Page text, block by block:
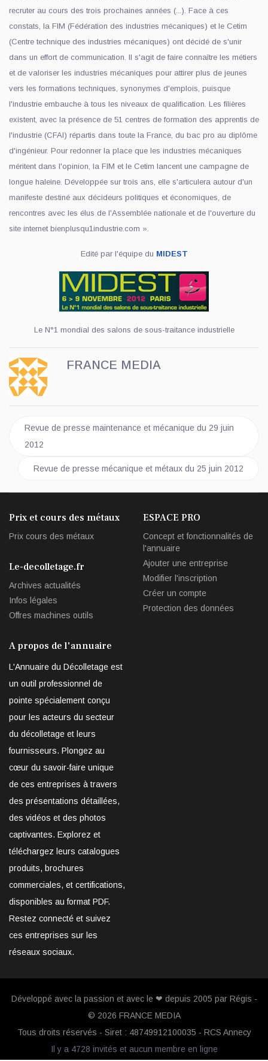
recruter au cours des trois prochaines années (...). Face à ces
constats, la FIM (Fédération des industries mécaniques) et le Cetim
(Centre technique des industries mécaniques) ont décidé de s'unir
dans un effort de communication. Il s'agit de faire connaître les métiers
et de valoriser les industries mécaniques pour attirer plus de jeunes
vers les formations techniques, synonymes d'emplois, puisque
l'industrie embauche à tous les niveaux de qualification. Les filières
existent, avec la présence de 51 centres de formation des apprentis de
l'industrie (CFAI) répartis dans toute la France, du bac pro au diplôme
d'ingénieur. Pour redonner la place que les industries mécaniques
méritent dans l'opinion, la FIM et le Cetim lancent une campagne de
longue haleine. Développée sur trois ans, elle s'articulera autour d'un
manifeste destiné aux décideurs politiques et économiques, de
rencontres avec les élus de l'Assemblée nationale et de l'ouverture du
site internet bienplusqu1industrie.com ».
Edité par l'équipe du MIDEST
Le N°1 mondial des salons de sous-traitance industrielle
FRANCE MEDIA
Article précédent : Revue de presse maintenance et
Revue de presse maintenance et mécanique du 29 juin
2012
Article suivant : Revue de presse mécanique et métaux du
Revue de presse mécanique et métaux du 25 juin 2012
Prix et cours des métaux
Prix cours des métaux
Le-decolletage.fr
Archives actualités
Infos légales
Offres machines outils
ESPACE PRO
Concept et fonctionnalités de
l'annuaire
Ajouter une entreprise
Modifier l'inscription
Créer un compte
Protection des données
A propos de l'annuaire
L'Annuaire du Décolletage est
un outil professionnel de
pointe spécialement conçu
pour les acteurs du secteur
du décolletage et leurs
fournisseurs. Plongez au
cœur du savoir-faire unique
de ces entreprises à travers
des présentations détaillées,
des vidéos et des photos
captivantes. Explorez et
téléchargez leurs catalogues
produits, brochures
commerciales, et certifications,
disponibles au format PDF.
Restez connecté et suivez
ces entreprises sur les
réseaux sociaux.
Développé avec la passion et avec le ❤ depuis 2005 par Régis -
© 2026 FRANCE MEDIA
Tous droits réservés - Siret : 48749912100035 - RCS Annecy
Il y a 4728 invités et aucun membre en ligne